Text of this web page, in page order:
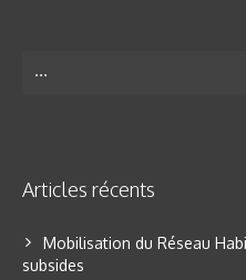
Articles récents
Mobilisation du Réseau
subsides